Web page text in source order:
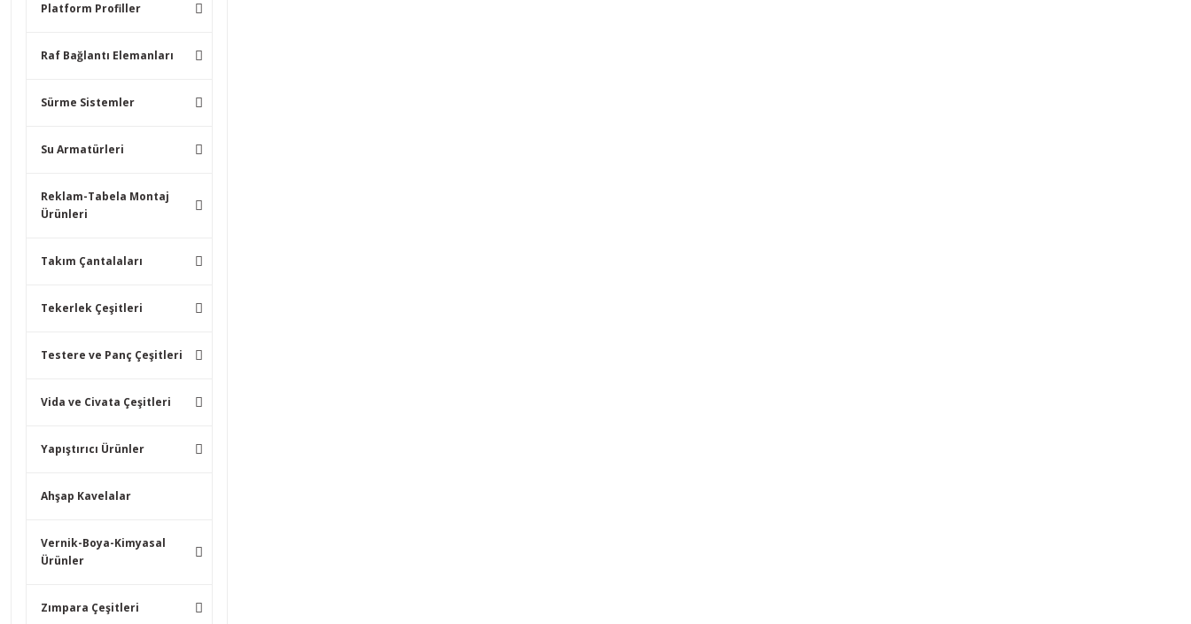
Platform Profiller
Raf Bağlantı Elemanları
Sürme Sistemler
Su Armatürleri
Reklam-Tabela Montaj
Ürünleri
Takım Çantalaları
Tekerlek Çeşitleri
Testere ve Panç Çeşitleri
Vida ve Civata Çeşitleri
Yapıştırıcı Ürünler
Ahşap Kavelalar
Vernik-Boya-Kimyasal
Ürünler
Zımpara Çeşitleri